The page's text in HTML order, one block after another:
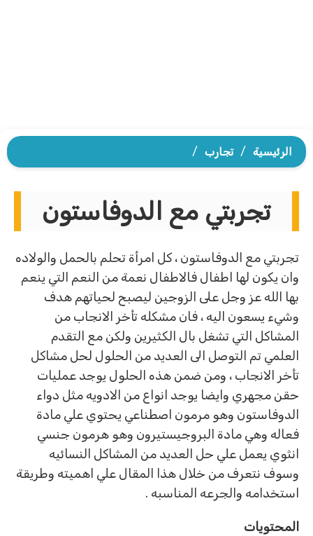
الرئيسية / تجارب /
تجربتي مع الدوفاستون
تجربتي مع الدوفاستون ، كل امرأة تحلم بالحمل والولاده
وان يكون لها اطفال فالاطفال نعمة من النعم التي ينعم
بها الله عز وجل على الزوجين ليصبح لحياتهم هدف
وشيء يسعون اليه ، فان مشكله تأخر الانجاب من
المشاكل التي تشغل بال الكثيرين ولكن مع التقدم
العلمي تم التوصل الى العديد من الحلول لحل مشاكل
تأخر الانجاب ، ومن ضمن هذه الحلول يوجد عمليات
حقن مجهري وايضا يوجد انواع من الادويه مثل دواء
الدوفاستون وهو مرمون اصطناعي يحتوي علي مادة
فعاله وهي مادة البروجيستيرون وهو هرمون جنسي
انثوي يعمل علي حل العديد من المشاكل النسائيه
وسوف نتعرف من خلال هذا المقال علي اهميته وطريقة
استخدامه والجرعه المناسبه .
المحتويات